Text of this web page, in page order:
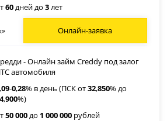
60дней до3лет
Онлайн-заявка
- Онлайн займ Creddy под залог
автомобиля
,09-0,28% в день (ПСК от32,850% до
,900%)
50 000до 1 000 000 рублей